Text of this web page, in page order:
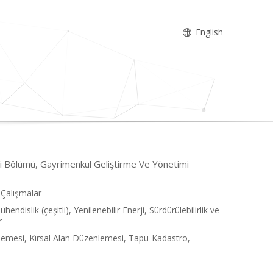
English
Gayrimenkul Geliştirme Ve Yönetimi
(çeşitli), Yenilenebilir Enerji, Sürdürülebilirlik ve
Kırsal Alan Düzenlemesi, Tapu-Kadastro,